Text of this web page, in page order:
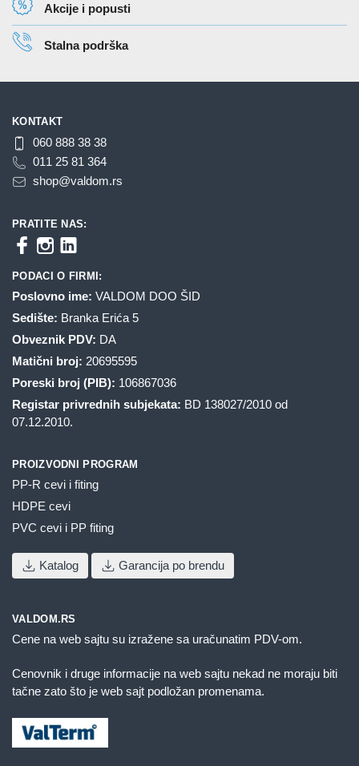
Akcije i popusti
Stalna podrška
KONTAKT
060 888 38 38
011 25 81 364
shop@valdom.rs
PRATITE NAS:
PODACI O FIRMI:
Poslovno ime: VALDOM DOO ŠID
Sedište: Branka Erića 5
Obveznik PDV: DA
Matični broj: 20695595
Poreski broj (PIB): 106867036
Registar privrednih subjekata: BD 138027/2010 od
07.12.2010.
PROIZVODNI PROGRAM
PP-R cevi i fiting
HDPE cevi
PVC cevi i PP fiting
Katalog Garancija po brendu
VALDOM.RS
Cene na web sajtu su izražene sa uračunatim PDV-om.
Cenovnik i druge informacije na web sajtu nekad ne moraju biti
tačne zato što je web sajt podložan promenama.